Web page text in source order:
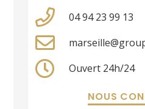
04 94 23 99 13
Ouvert 24h/24
NOUS